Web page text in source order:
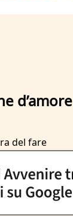
d’amore
del fare